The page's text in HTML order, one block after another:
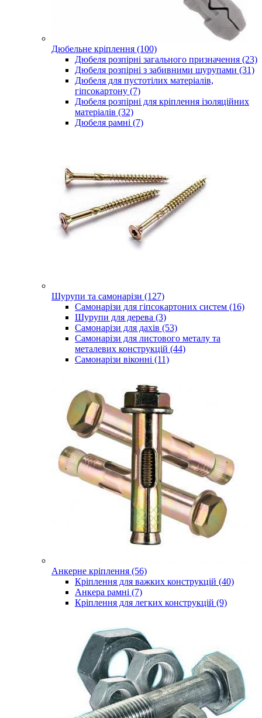
Дюбельне кріплення (100)
Дюбеля розпірні загального призначення (23)
Дюбеля розпірні з забивними шурупами (31)
Дюбеля для пустотілих матеріалів,
гіпсокартону (7)
Дюбеля розпірні для кріплення ізоляційних
матеріалів (32)
Дюбеля рамні (7)
Шурупи та самонарізи (127)
Самонарізи для гіпсокартоних систем (16)
Шурупи для дерева (3)
Самонарізи для дахів (53)
Самонарізи для листового металу та
металевих конструкцій (44)
Самонарізи віконні (11)
Анкерне кріплення (56)
Кріплення для важких конструкцій (40)
Анкера рамні (7)
Кріплення для легких конструкцій (9)